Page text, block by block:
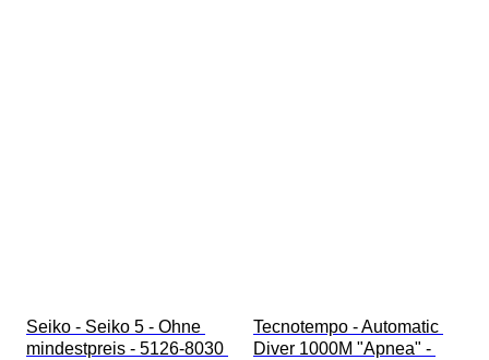
Seiko - Seiko 5 - Ohne
mindestpreis - 5126-8030
Tecnotempo - Automatic
Diver 1000M "Apnea" -